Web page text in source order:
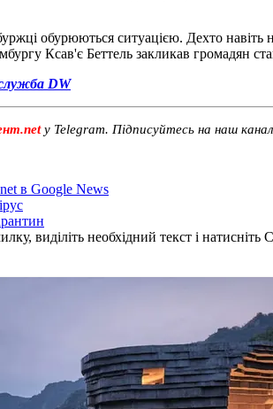
обурюються ситуацією. Дехто навіть
Ксав'є Беттель закликав громадян
DW
у Telegram. Підписуйтесь на наш канал
в Google News
виділіть необхідний текст і